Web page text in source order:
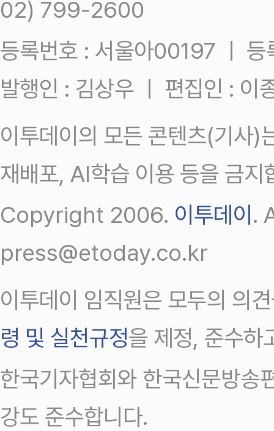
02) 799-2600
등록번호 : 서울아00197 ㅣ
발행인 : 김상우 ㅣ 편집인 : 이
이투데이의 모든 콘텐츠(기사)
재배포, AI학습 이용 등을 금지
Copyright 2006. 이투데이.
press@etoday.co.kr
이투데이 임직원은 모두의 의
령 및 실천규정을 제정, 준수하
한국기자협회와 한국신문방송
강도 준수합니다.